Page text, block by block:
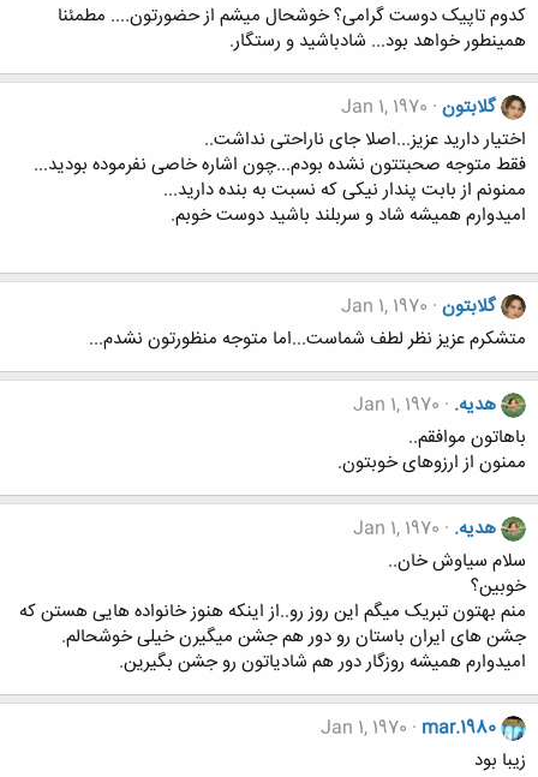
کدوم تاپیک دوست گرامی؟ خوشحال میشم از حضورتون.... مطمئنا
همینطور خواهد بود... شادباشید و رستگار.
گلابتون Jan 1, 1970
اختیار دارید عزیز...اصلا جای ناراحتی نداشت..
فقط متوجه صحبتتون نشده بودم...چون اشاره خاصی نفرموده بودید...
ممنونم از بابت پندار نیکی که نسبت به بنده دارید...
امیدوارم همیشه شاد و سربلند باشید دوست خوبم.
گلابتون Jan 1, 1970
متشکرم عزیز نظر لطف شماست...اما متوجه منظورتون نشدم...
هدیه. Jan 1, 1970
باهاتون موافقم..
ممنون از ارزوهای خوبتون.
هدیه. Jan 1, 1970
سلام سیاوش خان..
خوبین؟
منم بهتون تبریک میگم این روز رو..از اینکه هنوز خانواده هایی هستن که
جشن های ایران باستان رو دور هم جشن میگیرن خیلی خوشحالم.
امیدوارم همیشه روزگار دور هم شادیاتون رو جشن بگیرین.
mar.1980
Jan 1, 1970
زيبا بود